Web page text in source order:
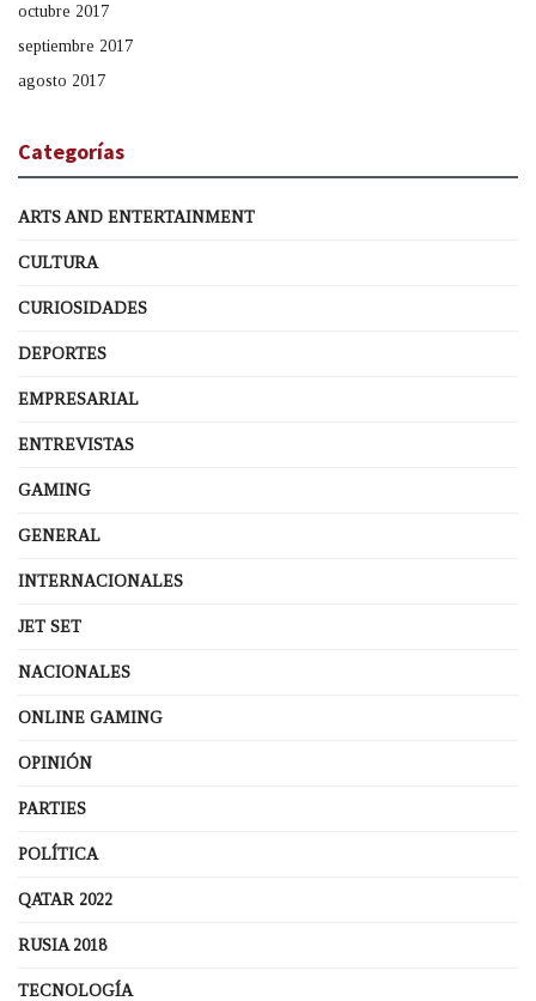
octubre 2017
septiembre 2017
agosto 2017
Categorías
ARTS AND ENTERTAINMENT
CULTURA
CURIOSIDADES
DEPORTES
EMPRESARIAL
ENTREVISTAS
GAMING
GENERAL
INTERNACIONALES
JET SET
NACIONALES
ONLINE GAMING
OPINIÓN
PARTIES
POLÍTICA
QATAR 2022
RUSIA 2018
TECNOLOGÍA